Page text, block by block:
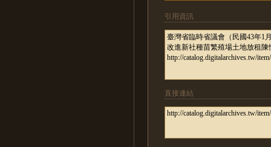
引用資訊
直接連結